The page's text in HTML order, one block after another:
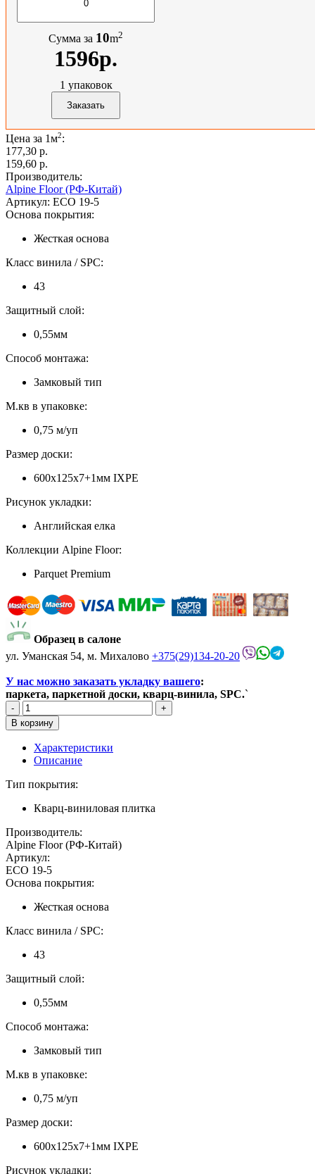
Сумма за 10m2
1596р.
1 упаковок
Цена за 1м2:
177,30 p.
159,60 p.
Производитель:
Alpine Floor (РФ-Китай)
Артикул: ECO 19-5
Основа покрытия:
Жесткая основа
Класс винила / SPC:
43
Защитный слой:
0,55мм
Способ монтажа:
Замковый тип
М.кв в упаковке:
0,75 м/уп
Размер доски:
600х125х7+1мм IXPE
Рисунок укладки:
Английская елка
Коллекции Alpine Floor:
Parquet Premium
Образец в салоне
ул. Уманская 54, м. Михалово +375(29)134-20-20
У нас можно заказать укладку вашего:
паркета, паркетной доски, кварц-винила, SPC.`
Характеристики
Описание
Тип покрытия:
Кварц-виниловая плитка
Производитель:
Alpine Floor (РФ-Китай)
Артикул:
ECO 19-5
Основа покрытия:
Жесткая основа
Класс винила / SPC:
43
Защитный слой:
0,55мм
Способ монтажа:
Замковый тип
М.кв в упаковке:
0,75 м/уп
Размер доски:
600х125х7+1мм IXPE
Рисунок укладки: